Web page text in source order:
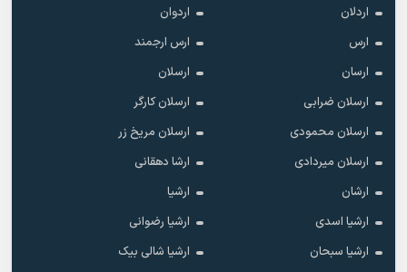
اردلان
اردوان
ارس
ارس ارجمند
ارسان
ارسلان
ارسلان ضرابی
ارسلان کارگر
ارسلان محمودی
ارسلان مریخ زر
ارسلان میردادی
ارشا دهقانی
ارشان
ارشیا
ارشیا اسدی
ارشیا رضوانی
ارشیا سبحان
ارشیا شالی بیک